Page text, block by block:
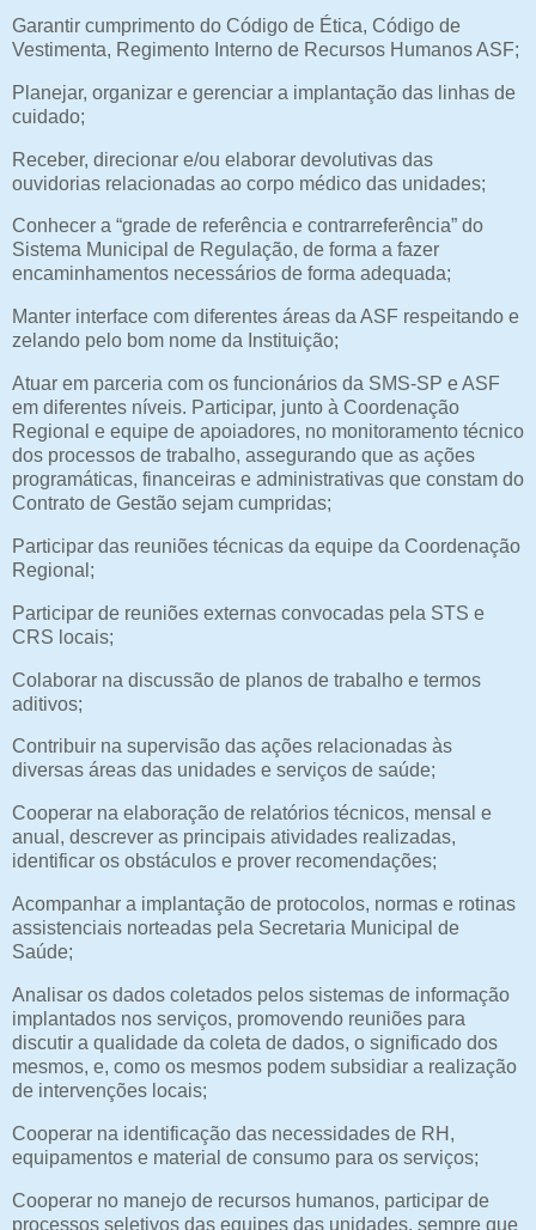
Garantir cumprimento do Código de Ética, Código de
Vestimenta, Regimento Interno de Recursos Humanos ASF;
Planejar, organizar e gerenciar a implantação das linhas de
cuidado;
Receber, direcionar e/ou elaborar devolutivas das
ouvidorias relacionadas ao corpo médico das unidades;
Conhecer a “grade de referência e contrarreferência” do
Sistema Municipal de Regulação, de forma a fazer
encaminhamentos necessários de forma adequada;
Manter interface com diferentes áreas da ASF respeitando e
zelando pelo bom nome da Instituição;
Atuar em parceria com os funcionários da SMS-SP e ASF
em diferentes níveis. Participar, junto à Coordenação
Regional e equipe de apoiadores, no monitoramento técnico
dos processos de trabalho, assegurando que as ações
programáticas, financeiras e administrativas que constam do
Contrato de Gestão sejam cumpridas;
Participar das reuniões técnicas da equipe da Coordenação
Regional;
Participar de reuniões externas convocadas pela STS e
CRS locais;
Colaborar na discussão de planos de trabalho e termos
aditivos;
Contribuir na supervisão das ações relacionadas às
diversas áreas das unidades e serviços de saúde;
Cooperar na elaboração de relatórios técnicos, mensal e
anual, descrever as principais atividades realizadas,
identificar os obstáculos e prover recomendações;
Acompanhar a implantação de protocolos, normas e rotinas
assistenciais norteadas pela Secretaria Municipal de
Saúde;
Analisar os dados coletados pelos sistemas de informação
implantados nos serviços, promovendo reuniões para
discutir a qualidade da coleta de dados, o significado dos
mesmos, e, como os mesmos podem subsidiar a realização
de intervenções locais;
Cooperar na identificação das necessidades de RH,
equipamentos e material de consumo para os serviços;
Cooperar no manejo de recursos humanos, participar de
processos seletivos das equipes das unidades, sempre que